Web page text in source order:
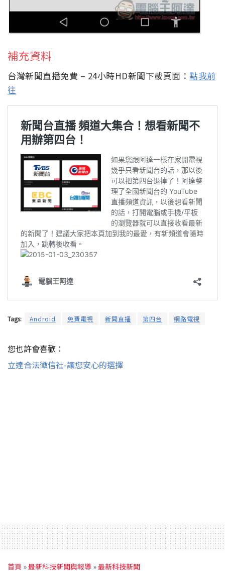
補充資料
台灣新聞直播免費 – 24小時HD新聞下載頁面： 點我前
往
Tags: Android 免費電視 新聞直播 第四台 網路電視
您也許會喜歡：
立達合法徵信社-讓您安心的選擇
首頁 »最新科技新聞與報導 »最新科技新聞